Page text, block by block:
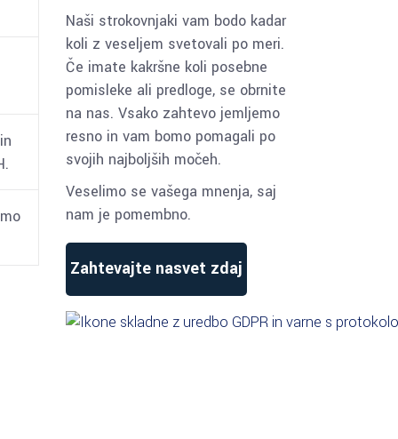
Naši strokovnjaki vam bodo kadar
koli z veseljem svetovali po meri.
Če imate kakršne koli posebne
pomisleke ali predloge, se obrnite
na nas. Vsako zahtevo jemljemo
resno in vam bomo pomagali po
svojih najboljših močeh.
Veselimo se vašega mnenja, saj
nam je pomembno.
Zahtevajte nasvet zdaj